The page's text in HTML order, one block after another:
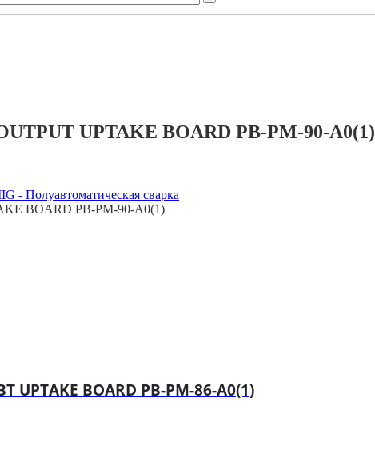
UPTAKE BOARD PB-PM-90-A0(1)
- Полуавтоматическая сварка
BOARD PB-PM-90-A0(1)
UPTAKE BOARD PB-PM-86-A0(1)